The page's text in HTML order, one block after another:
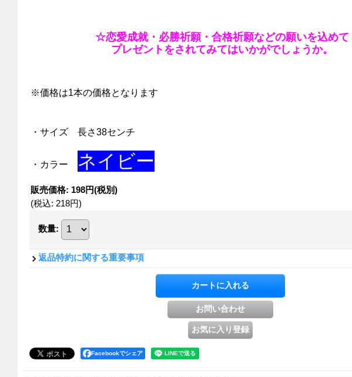
☆恋愛成就・必勝祈願・合格祈願などの願いを込めて
プレゼントをされてみてはいかがでしょうか。
※価格は1本の価格となります
・サイズ 長さ38センチ
・カラー ネイビー
販売価格: 198円(税別)
(税込: 218円)
数量:
返品特約に関する重要事項
Facebookでシェア